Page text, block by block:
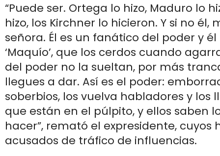
“Puede ser. Ortega lo hizo, Maduro lo
hizo, los Kirchner lo hicieron. Y si no él,
señora. Él es un fanático del poder y
‘Maquío’, que los cerdos cuando
del poder no la sueltan, por más
llegues a dar. Así es el poder:
soberbios, los vuelva habladores y los
que están en el púlpito, y ellos saben
hacer”, remató el expresidente, cuyos
acusados de tráfico de influencias.